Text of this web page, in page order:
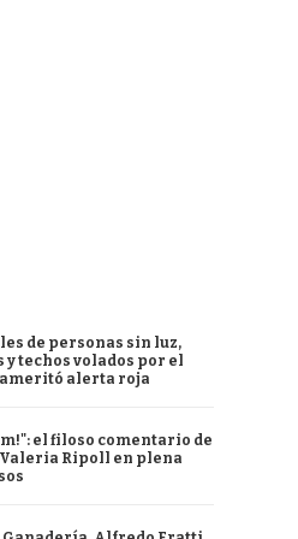
de personas sin luz,
y techos volados por el
alerta roja
el filoso comentario de
Valeria Ripoll en plena